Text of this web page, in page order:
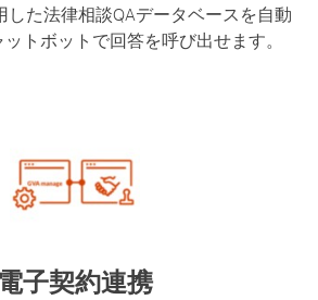
した法律相談QAデータベースを自動
トボットで回答を呼び出せます。
電子契約連携